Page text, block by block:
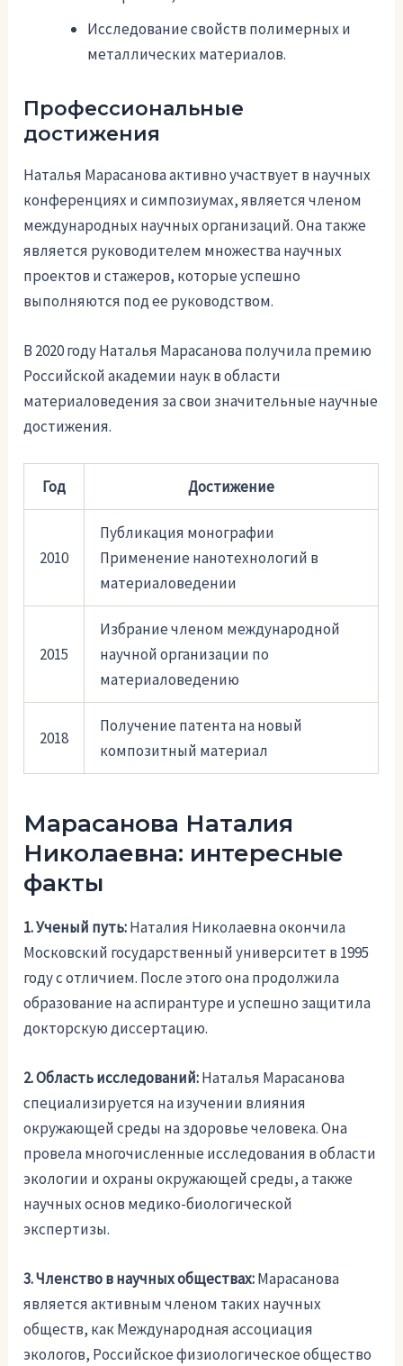
Исследование свойств полимерных и
металлических материалов.
Профессиональные
достижения
Наталья Марасанова активно участвует в научных
конференциях и симпозиумах, является членом
международных научных организаций. Она также
является руководителем множества научных
проектов и стажеров, которые успешно
выполняются под ее руководством.
В 2020 году Наталья Марасанова получила премию
Российской академии наук в области
материаловедения за свои значительные научные
достижения.
Год Достижение
2010
Публикация монографии
Применение нанотехнологий в
материаловедении
2015
Избрание членом международной
научной организации по
материаловедению
2018
Получение патента на новый
композитный материал
Марасанова Наталия
Николаевна: интересные
факты
1. Ученый путь:Наталия Николаевна окончила
Московский государственный университет в 1995
году с отличием. После этого она продолжила
образование на аспирантуре и успешно защитила
докторскую диссертацию.
2. Область исследований:Наталья Марасанова
специализируется на изучении влияния
окружающей среды на здоровье человека. Она
провела многочисленные исследования в области
экологии и охраны окружающей среды, а также
научных основ медико-биологической
экспертизы.
3. Членство в научных обществах:Марасанова
является активным членом таких научных
обществ, как Международная ассоциация
экологов, Российское физиологическое общество